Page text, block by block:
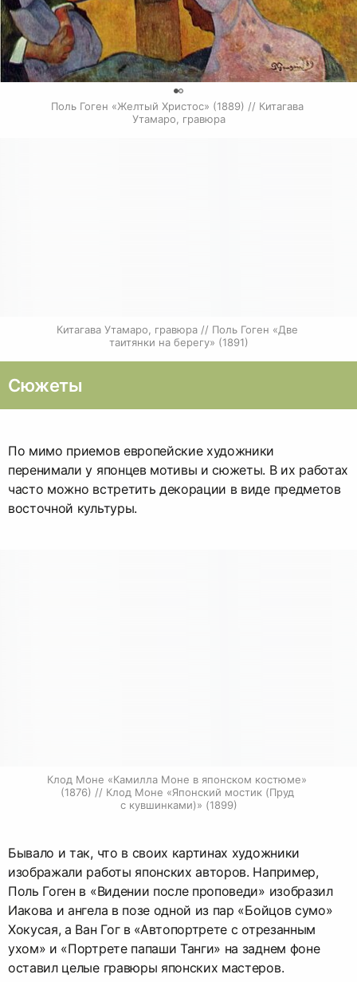
Поль Гоген «Желтый Христос» (1889) // Китагава
Утамаро, гравюра
Китагава Утамаро, гравюра // Поль Гоген «Две
таитянки на берегу» (1891)
Сюжеты
По мимо приемов европейские художники
перенимали у японцев мотивы и сюжеты. В их работах
часто можно встретить декорации в виде предметов
восточной культуры.
Клод Моне «Камилла Моне в японском костюме»
(1876) // Клод Моне «Японский мостик (Пруд
с кувшинками)» (1899)
Бывало и так, что в своих картинах художники
изображали работы японских авторов. Например,
Поль Гоген в «Видении после проповеди» изобразил
Иакова и ангела в позе одной из пар «Бойцов сумо»
Хокусая, а Ван Гог в «Автопортрете с отрезанным
ухом» и «Портрете папаши Танги» на заднем фоне
оставил целые гравюры японских мастеров.